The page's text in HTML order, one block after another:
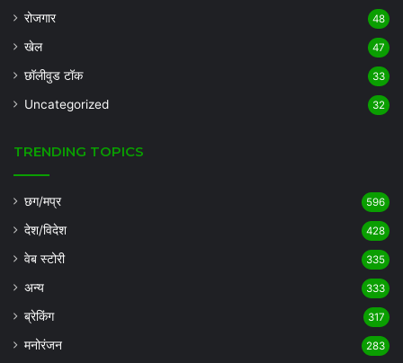
रोजगार 48
खेल 47
छॉलीवुड टॉक 33
Uncategorized 32
TRENDING TOPICS
छग/मप्र 596
देश/विदेश 428
वेब स्टोरी 335
अन्य 333
ब्रेकिंग 317
मनोरंजन 283